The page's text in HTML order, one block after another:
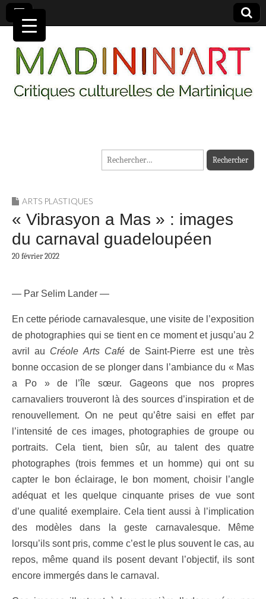
MADININ'ART
Rechercher :
ARTS PLASTIQUES
« Vibrasyon a Mas » : images
du carnaval guadeloupéen
20 février 2022
— Par Selim Lander —
En cette période carnavalesque, une visite de l’exposition
de photographies qui se tient en ce moment et jusqu’au 2
avril au Créole Arts Caféde Saint-Pierre est une très
bonne occasion de se plonger dans l’ambiance du « Mas
a Po » de l’île sœur. Gageons que nos propres
carnavaliers trouveront là des sources d’inspiration et de
renouvellement. On ne peut qu’être saisi en effet par
l’intensité de ces images, photographies de groupe ou
portraits. Cela tient, bien sûr, au talent des quatre
photographes (trois femmes et un homme) qui ont su
capter le bon éclairage, le bon moment, choisir l’angle
adéquat et les quelque cinquante prises de vue sont
d’une qualité exemplaire. Cela tient aussi à l’implication
des modèles dans la geste carnavalesque. Même
lorsqu’ils sont pris, comme c’est le plus souvent le cas, au
repos, même quand ils posent devant l’objectif, ils sont
encore immergés dans le carnaval.